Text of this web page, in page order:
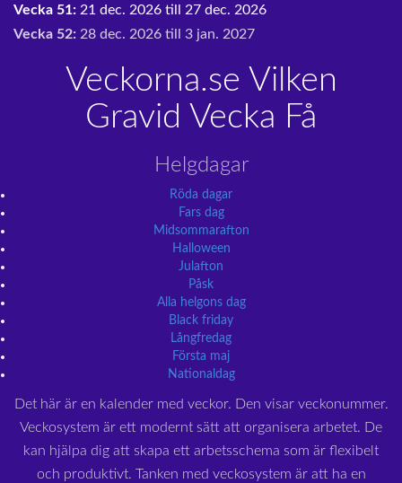
Vecka 51: 21 dec. 2026 till 27 dec. 2026
Vecka 52: 28 dec. 2026 till 3 jan. 2027
Veckorna.se Vilken
Gravid Vecka Få
Helgdagar
Röda dagar
Fars dag
Midsommarafton
Halloween
Julafton
Påsk
Alla helgons dag
Black friday
Långfredag
Första maj
Nationaldag
Det här är en kalender med veckor. Den visar veckonummer.
Veckosystem är ett modernt sätt att organisera arbetet. De
kan hjälpa dig att skapa ett arbetsschema som är flexibelt
och produktivt. Tanken med veckosystem är att ha en